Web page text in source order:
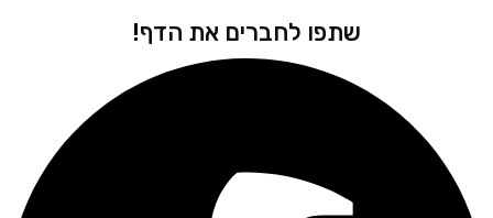
שתפו לחברים את הדף!